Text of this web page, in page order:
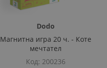
Dodo
Магнитна игра 20 ч. - Коте
мечтател
Код 200236